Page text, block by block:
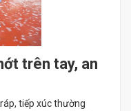
trên tay, an
tiếp xúc thường